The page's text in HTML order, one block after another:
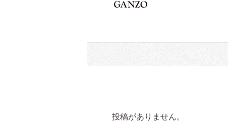
投稿がありません。